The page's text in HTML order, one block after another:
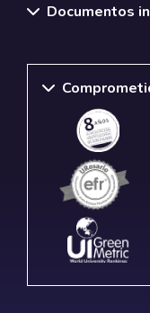
Documentos